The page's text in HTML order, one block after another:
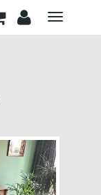
Toggle